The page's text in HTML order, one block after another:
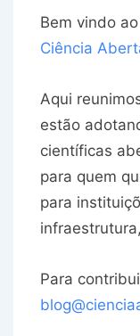
Bem vindo
Ciência
Aqui
estão
científicas
para quem
para
Para